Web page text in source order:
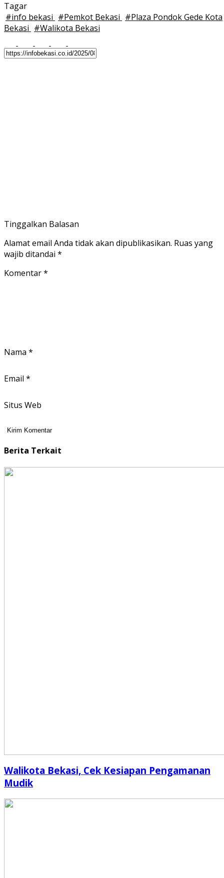
Tagar
#info bekasi #Pemkot Bekasi #Plaza Pondok Gede Kota
Bekasi #Walikota Bekasi
Tinggalkan Balasan
Alamat email Anda tidak akan dipublikasikan. Ruas yang
wajib ditandai *
Komentar*
Nama *
Email *
Situs Web
Berita Terkait
Walikota Bekasi, Cek Kesiapan Pengamanan
Mudik